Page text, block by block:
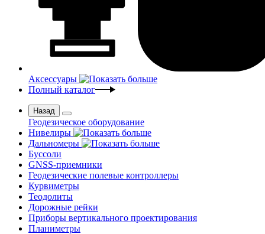
Аксессуары
Полный каталог
Назад
Геодезическое оборудование
Нивелиры
Дальномеры
Буссоли
GNSS-приемники
Геодезические полевые контроллеры
Курвиметры
Теодолиты
Дорожные рейки
Приборы вертикального проектирования
Планиметры